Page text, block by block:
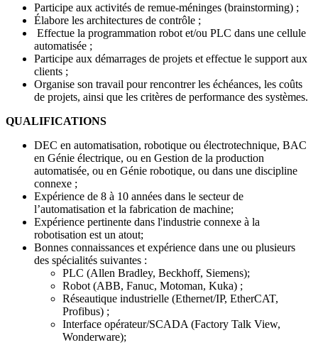
Participe aux activités de remue-méninges (brainstorming) ;
Élabore les architectures de contrôle ;
Effectue la programmation robot et/ou PLC dans une cellule
automatisée ;
Participe aux démarrages de projets et effectue le support aux
clients ;
Organise son travail pour rencontrer les échéances, les coûts
de projets, ainsi que les critères de performance des systèmes.
QUALIFICATIONS
DEC en automatisation, robotique ou électrotechnique, BAC
en Génie électrique, ou en Gestion de la production
automatisée, ou en Génie robotique, ou dans une discipline
connexe ;
Expérience de 8 à 10 années dans le secteur de
l’automatisation et la fabrication de machine;
Expérience pertinente dans l'industrie connexe à la
robotisation est un atout;
Bonnes connaissances et expérience dans une ou plusieurs
des spécialités suivantes :
PLC (Allen Bradley, Beckhoff, Siemens);
Robot (ABB, Fanuc, Motoman, Kuka) ;
Réseautique industrielle (Ethernet/IP, EtherCAT,
Profibus) ;
Interface opérateur/SCADA (Factory Talk View,
Wonderware);